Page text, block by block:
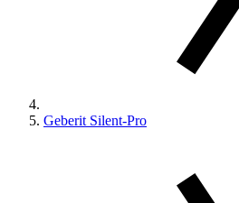
Geberit Silent-Pro